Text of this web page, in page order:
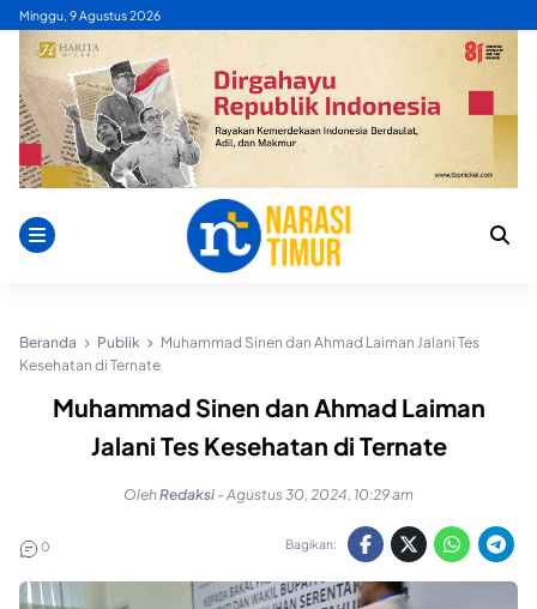
Skip
content
Minggu, 9 Agustus 2026
Beranda Publik
Muhammad Sinen dan Ahmad Laiman Jalani Tes
Kesehatan di Ternate
Muhammad Sinen dan Ahmad Laiman
Jalani Tes Kesehatan di Ternate
OlehRedaksi - Agustus 30, 2024, 10:29 am
0 Bagikan: